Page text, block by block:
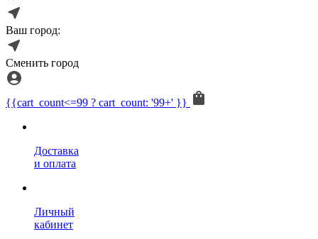
Ваш город:
Сменить город
{{cart_count<=99 ? cart_count: '99+' }}
Доставка
и оплата
Личный
кабинет